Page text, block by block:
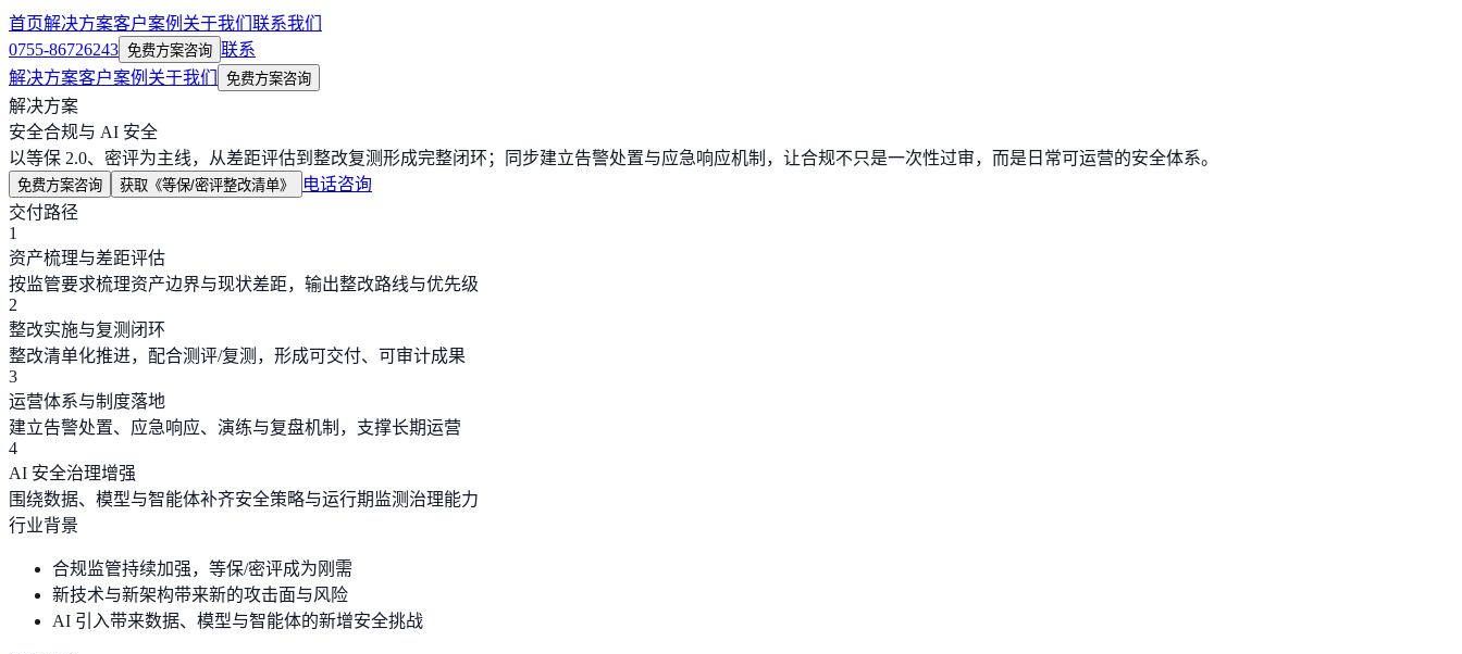
首页解决方案客户案例 关于我们 联系我们
0755-86726243 免费方案咨询 联系
解决方案客户案例 关于我们 免费方案咨询
解决方案
安全合规与 AI 安全
以等保 2.0、密评为主线，从差距评估到整改复测形成完整闭环；同步建立告警处置与应急响应机制，让合规不只是一次性过审，而是日常可运营的安全体系。
免费方案咨询 获取《等保/密评整改清单》
电话咨询
交付路径
1
资产梳理与差距评估
按监管要求梳理资产边界与现状差距，输出整改路线与优先级
2
整改实施与复测闭环
整改清单化推进，配合测评/复测，形成可交付、可审计成果
3
运营体系与制度落地
建立告警处置、应急响应、演练与复盘机制，支撑长期运营
4
AI 安全治理增强
围绕数据、模型与智能体补齐安全策略与运行期监测治理能力
行业背景
合规监管持续加强，等保/密评成为刚需
新技术与新架构带来新的攻击面与风险
AI 引入带来数据、模型与智能体的新增安全挑战